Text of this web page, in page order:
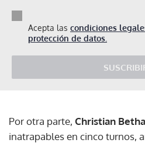
Acepta las condiciones
protección de datos.
Por otra parte, Christian
inatrapables en cinco turnos,